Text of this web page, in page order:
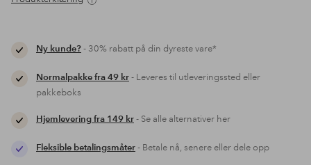
Ny kunde?- 30% rabatt på din dyreste vare*
Normalpakke fra 49 kr- Leveres til utleveringssted eller
pakkeboks
Hjemlevering fra 149 kr- Se alle alternativer her
Fleksible betalingsmåter- Betale nå, senere eller dele opp